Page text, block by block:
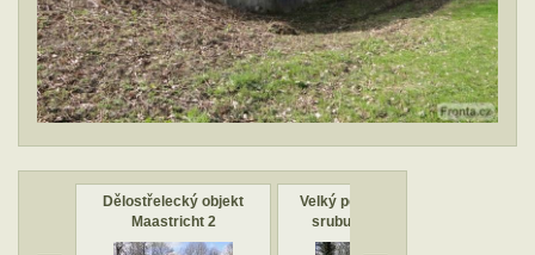
Dělostřelecký objekt
Maastricht 2
Velký pozorovací zvon
srubu Maastricht 2